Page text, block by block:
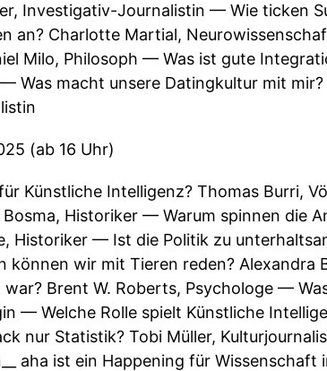
Investigativ-Journalistin — Wie ticken
an? Charlotte Martial,
Milo, Philosoph — Was ist gute
Was macht unsere Datingkultur mit mir?
(ab 16 Uhr)
Künstliche Intelligenz? Thomas Burri,
Historiker — Warum spinnen die
Historiker — Ist die Politik zu
können wir mit Tieren reden?
war? Brent W. Roberts, Psychologe —
— Welche Rolle spielt Künstliche
nur Statistik? Tobi Müller,
aha ist ein Happening für Wissenschaft